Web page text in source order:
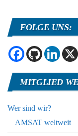
FOLGE UNS:
MITGLIED
Wer sind wir?
AMSAT weltweit